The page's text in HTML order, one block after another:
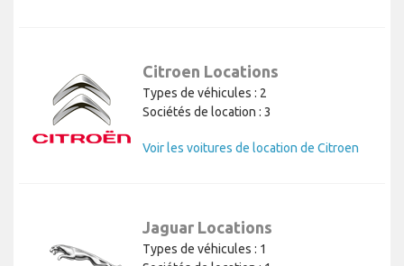
Citroen Locations
Types de véhicules : 2
Sociétés de location : 3
Voir les voitures de location de Citroen
Jaguar Locations
Types de véhicules : 1